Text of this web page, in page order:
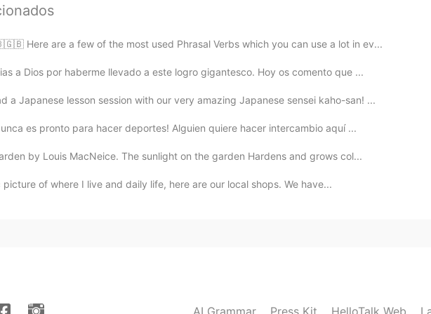
vi a alguien tan entusiasmado. Pensé que no éramos muy simpáticos para
2020.08.06 19:20
2020.08.06 19:17
al lado de mi identidad e
Here are a few of the most used Phrasal Verbs which you can use a lot in ev...
a Dios por haberme llevado a este logro gigantesco. Hoy os comento que ...
a Japanese lesson session with our very amazing Japanese sensei kaho-san! ...
es pronto para hacer deportes! Alguien quiere hacer intercambio aquí ...
by Louis MacNeice. The sunlight on the garden Hardens and grows col...
picture of where I live and daily life, here are our local shops. We have...
AI Grammar Press Kit HelloTalk Web